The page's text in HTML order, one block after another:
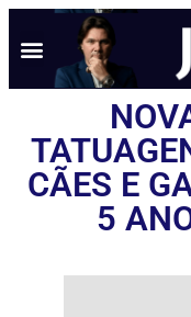
CÃES E
5